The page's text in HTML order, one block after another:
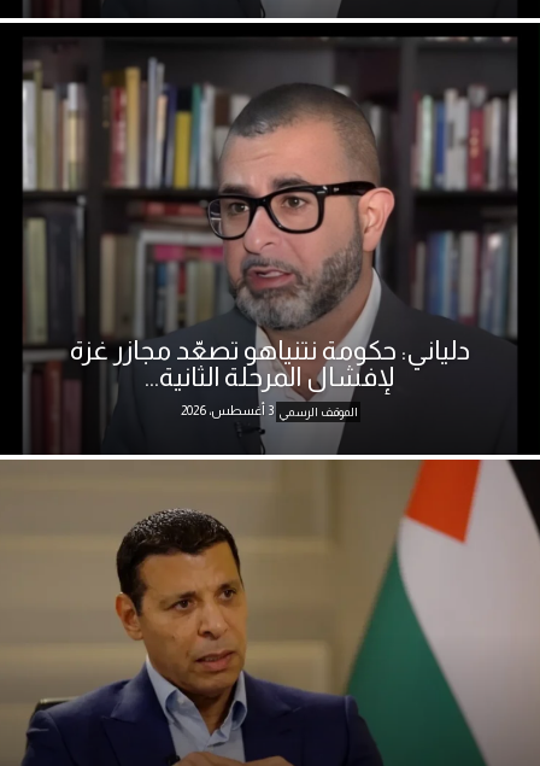
دلياني: حكومة نتنياهو تصعّد مجازر غزة
لإفشال المرحلة الثانية...
الموقف الرسمي 3 أغسطس، 2026